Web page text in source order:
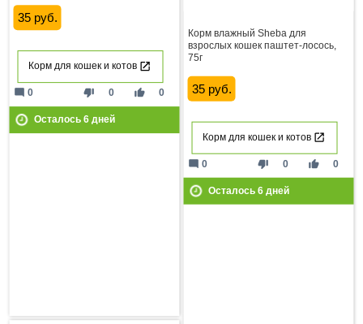
35 руб.
Корм для кошек и котов
thumb_down 0 thumb_up 0
mode_comment 0
Осталось 6дней
Корм влажный Sheba для
взрослых кошек паштет-лосось,
75г
35 руб.
Корм для кошек и котов
thumb_down 0 thumb_up 0
mode_comment 0
Осталось 6дней